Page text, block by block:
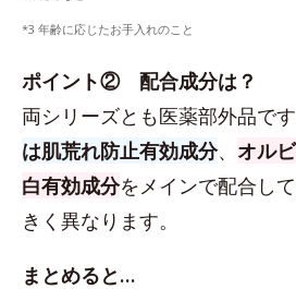
*3 年齢に応じたお手入れのこと
ポイント② 配合成分は？
両シリーズとも医薬部外品です
は肌荒れ防止有効成分、 オル
白有効成分をメインで配合し
きく異なります。
まとめると…